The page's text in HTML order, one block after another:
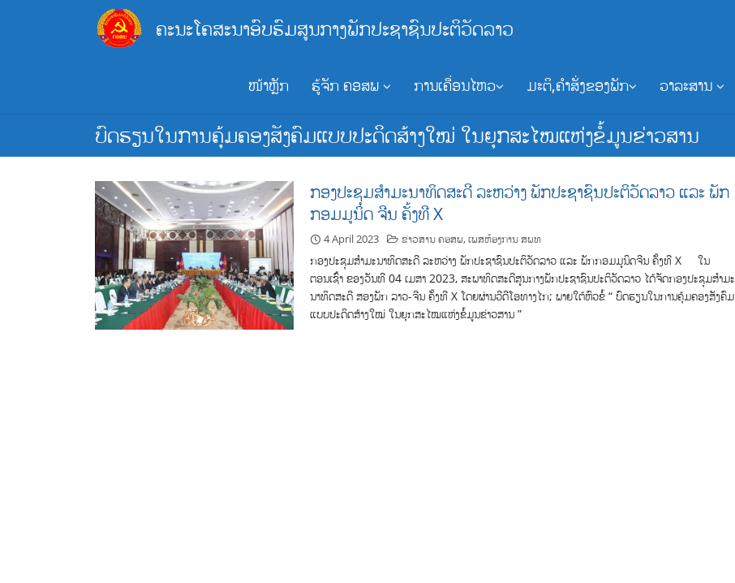
ຄະນະໂຄສະນາອົບຮົມສູນກາງພັກປະຊາຊົນປະຕິວັດລາວ
ໜ້າຫຼັກ ຮູ້ຈັກ ຄອສພ ການເຄື່ອນໄຫວ ມະຕິ,ຄຳສັ່ງຂອງພັກ ວາລະສານ
ບົດຮຽນໃນການຄຸ້ມຄອງສັງຄົມແບບປະດິດສ້າງໃໝ່ ໃນຍຸກສະໄໝແຫ່ງຂໍ້ມູນຂ່າວສານ
ກອງປະຊຸມສຳມະນາທິດສະດີ ລະຫວ່າງ ພັກປະຊາຊົນປະຕິວັດລາວ ແລະ ພັກ
ກອມມູນິດ ຈີນ ຄັ້ງທີ X
4 April 2023 ຂ່າວສານ ຄອສພ,ເພສຫ້ອງການ ສພທ
ກອງປະຊຸມສຳມະນາທິດສະດີ ລະຫວ່າງ ພັກປະຊາຊົນປະຕິວັດລາວ ແລະ ພັກກອມມູນິດຈີນ ຄັ້ງທີ X ໃນ
ຕອນເຊົ້າ ຂອງວັນທີ 04 ເມສາ 2023, ສະພາທິດສະດີສູນກາງພັກປະຊາຊົນປະຕິວັດລາວ ໄດ້ຈັດກອງປະຊຸມສຳມະ
ນາທິດສະດີ ສອງພັກ ລາວ-ຈີນ ຄັ້ງທີ X ໂດຍຜ່ານວີດີໂອທາງໄກ; ພາຍໃຕ້ຫົວຂໍ້ “ ບົດຮຽນໃນການຄຸ້ມຄອງສັງຄົມ
ແບບປະດິດສ້າງໃໝ່ ໃນຍຸກສະໄໝແຫ່ງຂໍ້ມູນຂ່າວສານ ”